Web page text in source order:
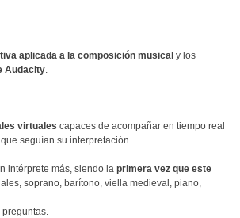
aplicada a la composición musical y los
Audacity.
virtuales capaces de acompañar en tiempo real
seguían su interpretación.
intérprete más, siendo la primera vez que este
soprano, barítono, viella medieval, piano,